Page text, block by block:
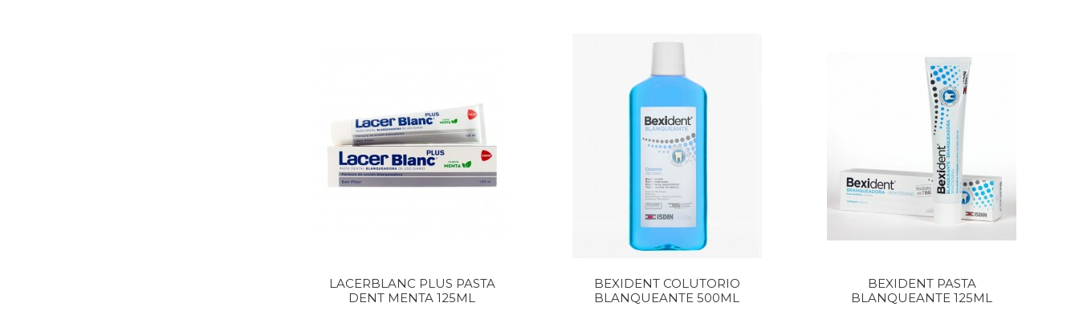
LACERBLANC PLUS PASTA
DENT MENTA 125ML
BEXIDENT COLUTORIO
BLANQUEANTE 500ML
BEXIDENT PASTA
BLANQUEANTE 125ML